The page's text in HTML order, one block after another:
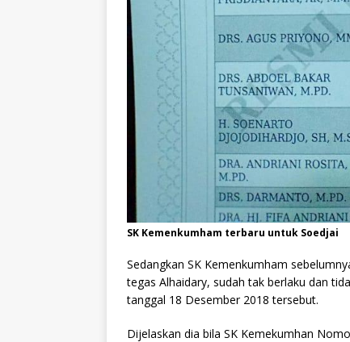
SK Kemenkumham terbaru untuk Soedjai
Sedangkan SK Kemenkumham
tegas Alhaidary, sudah tak berlaku dan
tanggal 18 Desember 2018 tersebut.
Dijelaskan dia bila SK Kemekumhan